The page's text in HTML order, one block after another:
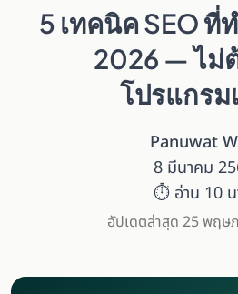
5 เทคนิค SEO ที่
2026 — ไม่
โปรแกรม
Panuwat
8 มีนาคม
⏱ อ่าน 10
อัปเดตล่าสุด 25 พฤษ